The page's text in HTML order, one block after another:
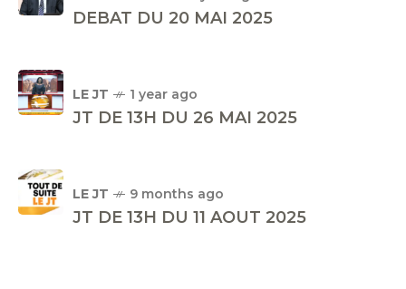
DEBAT DU 20 MAI 2025
LE JT 1 year ago
JT DE 13H DU 26 MAI 2025
LE JT 9 months ago
JT DE 13H DU 11 AOUT 2025